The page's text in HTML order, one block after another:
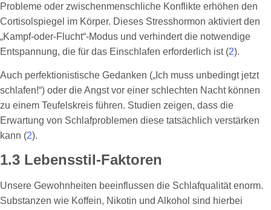
Probleme oder zwischenmenschliche Konflikte erhöhen den
Cortisolspiegel im Körper. Dieses Stresshormon aktiviert den
„Kampf-oder-Flucht“-Modus und verhindert die notwendige
Entspannung, die für das Einschlafen erforderlich ist (2).
Auch perfektionistische Gedanken („Ich muss unbedingt jetzt
schlafen!“) oder die Angst vor einer schlechten Nacht können
zu einem Teufelskreis führen. Studien zeigen, dass die
Erwartung von Schlafproblemen diese tatsächlich verstärken
kann (2).
1.3 Lebensstil-Faktoren
Unsere Gewohnheiten beeinflussen die Schlafqualität enorm.
Substanzen wie Koffein, Nikotin und Alkohol sind hierbei